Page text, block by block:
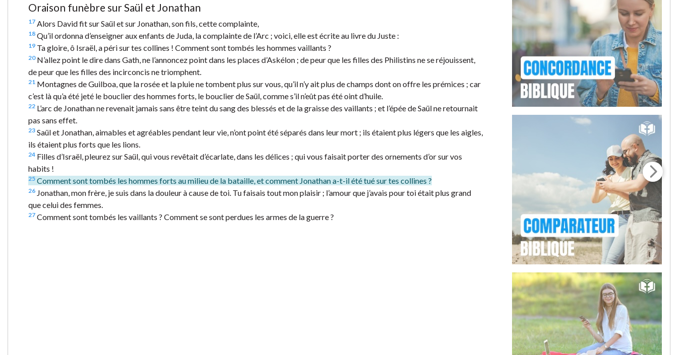
Oraison funèbre sur Saül et Jonathan
17 Alors David fit sur Saül et sur Jonathan, son fils, cette complainte,
18 Qu’il ordonna d’enseigner aux enfants de Juda, la complainte de l’Arc ; voici, elle est écrite au livre du Juste :
19 Ta gloire, ô Israël, a péri sur tes collines ! Comment sont tombés les hommes vaillants ?
20N’allez point le dire dans Gath, ne l’annoncez point dans les places d’Askélon ; de peur que les filles des Philistins ne se réjouissent,
de peur que les filles des incirconcis ne triomphent.
21 Montagnes de Guilboa, que la rosée et la pluie ne tombent plus sur vous, qu’il n’y ait plus de champs dont on offre les prémices ; car
c’est là qu’a été jeté le bouclier des hommes forts, le bouclier de Saül, comme s’il n’eût pas été oint d’huile.
22 L’arc de Jonathan ne revenait jamais sans être teint du sang des blessés et de la graisse des vaillants ; et l’épée de Saül ne retournait
pas sans effet.
23 Saül et Jonathan, aimables et agréables pendant leur vie, n’ont point été séparés dans leur mort ; ils étaient plus légers que les aigles,
ils étaient plus forts que les lions.
24 Filles d’Israël, pleurez sur Saül, qui vous revêtait d’écarlate, dans les délices ; qui vous faisait porter des ornements d’or sur vos
habits !
25 Comment sont tombés les hommes forts au milieu de la bataille, et comment Jonathan a-t-il été tué sur tes collines ?
26 Jonathan, mon frère, je suis dans la douleur à cause de toi. Tu faisais tout mon plaisir ; l’amour que j’avais pour toi était plus grand
que celui des femmes.
27 Comment sont tombés les vaillants ? Comment se sont perdues les armes de la guerre ?